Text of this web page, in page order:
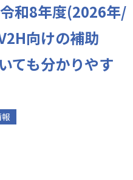
和8年度(2026年/
向けの補助
ても分かりやす